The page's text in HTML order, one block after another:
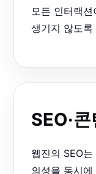
모든 인터랙
생기지 않도
SEO·
웹진의 SEO
의성을 동시